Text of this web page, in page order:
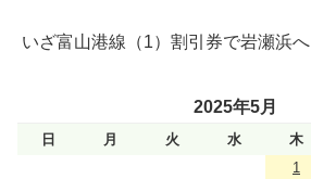
いざ富山港線（1）割引券で岩瀬浜へ
2025年5月
日 月 火 水 木
1